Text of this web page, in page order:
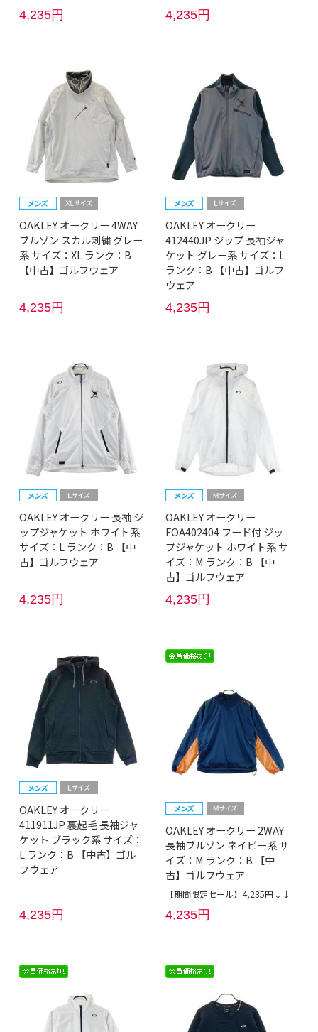
4,235円 4,235円
OAKLEY オークリー 4WAY
ブルゾン スカル刺繍 グレー
系 サイズ：XL ランク：B
【中古】ゴルフウェア
4,235円
OAKLEY オークリー
412440JP ジップ 長袖ジャ
ケット グレー系 サイズ：L
ランク：B 【中古】ゴルフ
ウェア
4,235円
OAKLEY オークリー 長袖 ジ
ップジャケット ホワイト系
サイズ：L ランク：B 【中
古】ゴルフウェア
4,235円
OAKLEY オークリー
FOA402404 フード付 ジッ
プジャケット ホワイト系 サ
イズ：M ランク：B 【中
古】ゴルフウェア
4,235円
OAKLEY オークリー
411911JP 裏起毛 長袖ジャ
ケット ブラック系 サイズ：
L ランク：B 【中古】ゴル
フウェア
4,235円
OAKLEY オークリー 2WAY
長袖ブルゾン ネイビー系 サ
イズ：M ランク：B 【中
古】ゴルフウェア
【期間限定セール】4,235円↓↓
4,235円